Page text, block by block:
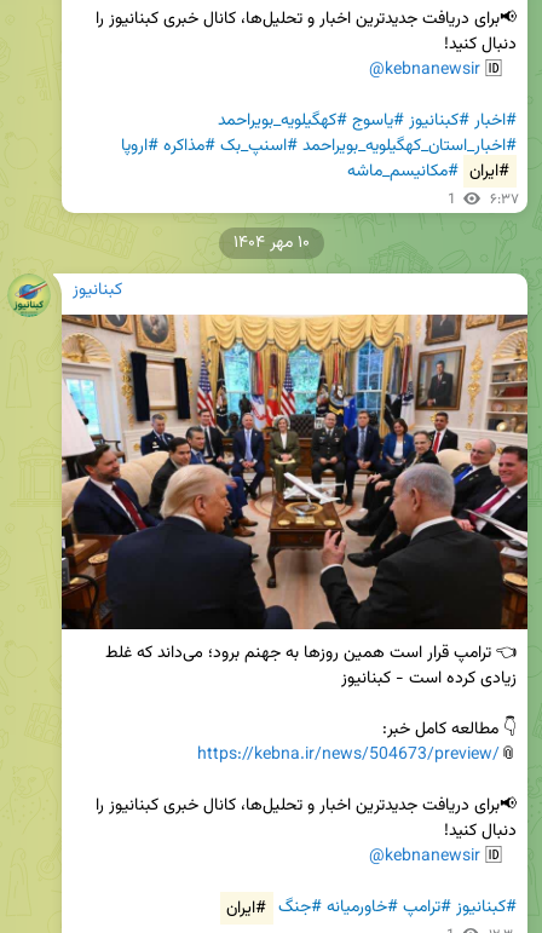
@kebnanewsir
#اخبار#کبنانیوز#یاسوج#کهگیلویه_بویراحمد
#اخبار_استان_کهگیلویه_بویراحمد#اسنپ_بک#مذاکره#اروپا
#ایران #مکانیسم_ماشه
1 ۶:۳۷
کبنانیوز
📎
https://kebna.ir/news/504673/preview/
@kebnanewsir
#کبنانیوز#ترامپ#خاورمیانه#جنگ #ایران
۱۰ مهر ۱۴۰۴